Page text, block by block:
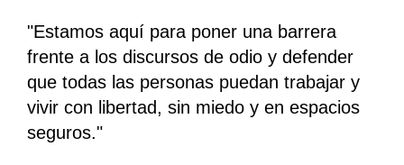
"Estamos aquí para poner una barrera
frente a los discursos de odio y defender
que todas las personas puedan trabajar y
vivir con libertad, sin miedo y en espacios
seguros."